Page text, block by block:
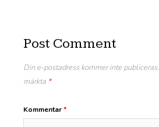
Post Comment
Din e-postadress kommer inte publiceras.
märkta *
Kommentar*